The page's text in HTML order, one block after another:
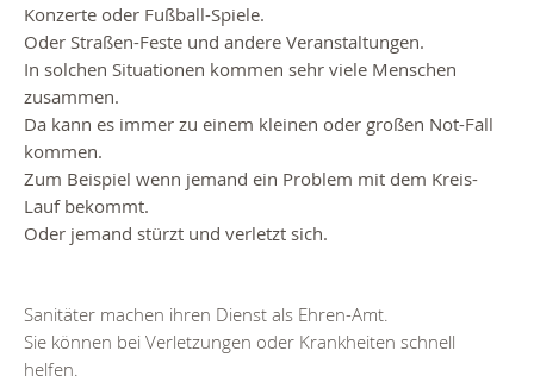
Konzerte oder Fußball-Spiele.
Oder Straßen-Feste und andere Veranstaltungen.
In solchen Situationen kommen sehr viele Menschen
zusammen.
Da kann es immer zu einem kleinen oder großen Not-Fall
kommen.
Zum Beispiel wenn jemand ein Problem mit dem Kreis-
Lauf bekommt.
Oder jemand stürzt und verletzt sich.
Sanitäter machen ihren Dienst als Ehren-Amt.
Sie können bei Verletzungen oder Krankheiten schnell
helfen.